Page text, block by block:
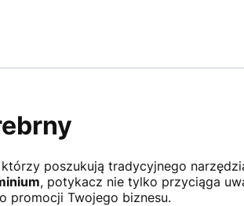
poszukują tradycyjnego
, potykacz nie tylko przyciąga
promocji Twojego biznesu.